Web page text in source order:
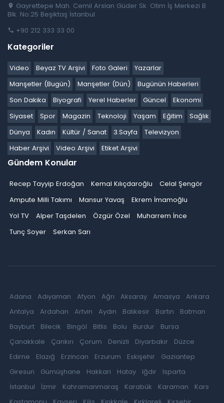
Gayrettepe Mah. Cemil Arslan Güder Sk. Otim İş Merkezi B
Blk. No:25 Beşiktaş İstanbul
+90 212 333 33 00
Kategoriler
Video Beyaz TV Arşivi Foto Galeri
Yazarlar
Manşetler (Bugün)
Manşetler (Dün)
Bugünün Haberleri
Son Dakika
Biyografi Yerel Haberler Güncel
Ekonomi
Siyaset
Spor Magazin Teknoloji Yaşam Eğitim
Sağlık
Dünya
Kadın Kültür / Sanat 3.Sayfa
Televizyon
Haber Arşivi
Video Arşivi Etiket Arşivi
Gündem Konular
Recep Tayyip Erdoğan Kemal Kılıçdaroğlu
Celal Şengör
Ampute Milli Takımı
Mansur Yavaş
Ekrem İmamoğlu
Yol TV
Alper Taşdelen Özgür Özel
Muharrem İnce
Tunç Soyer
Serkan Sarı
Adana Adıyaman Afyon Ağrı Aksaray Amasya
Ankara
Antalya
Ardahan Artvin Aydın Balıkesir Bartın
Batman
Bayburt
Bilecik Bingöl Bitlis Bolu Burdur
Bursa
Çanakkale
Çankırı Çorum Denizli Diyarbakır
Düzce
Edirne
Elazığ Erzincan Erzurum Eskişehir
Gaziantep
Giresun
Gümüşhane Hakkari Hatay Iğdır
Isparta
İstanbul
İzmir Kahramanmaraş Karabük Karaman
Kars